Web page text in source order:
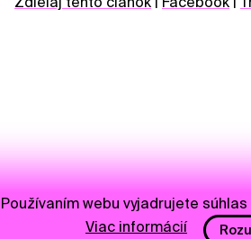
Používaním webu vyjadrujete
Viac informácií